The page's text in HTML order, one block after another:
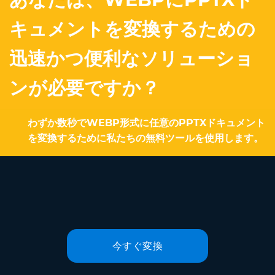
キュメントを変換するための
迅速かつ便利なソリューショ
ンが必要ですか？
わずか数秒でWEBP形式に任意のPPTXドキュメント
を変換するために私たちの無料ツールを使用します。
今すぐ変換